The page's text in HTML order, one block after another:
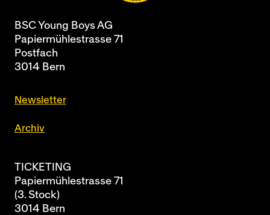
BSC Young Boys AG
Papiermühlestrasse 71
Postfach
3014 Bern
Newsletter
Archiv
TICKETING
Papiermühlestrasse 71
(3. Stock)
3014 Bern